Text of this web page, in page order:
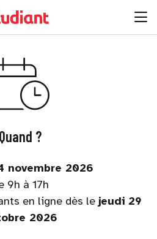
Quand ?
novembre 2026
9h à 17h
en ligne dès le jeudi 29
2026